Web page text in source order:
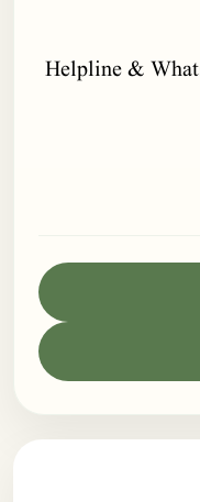
Helpline &